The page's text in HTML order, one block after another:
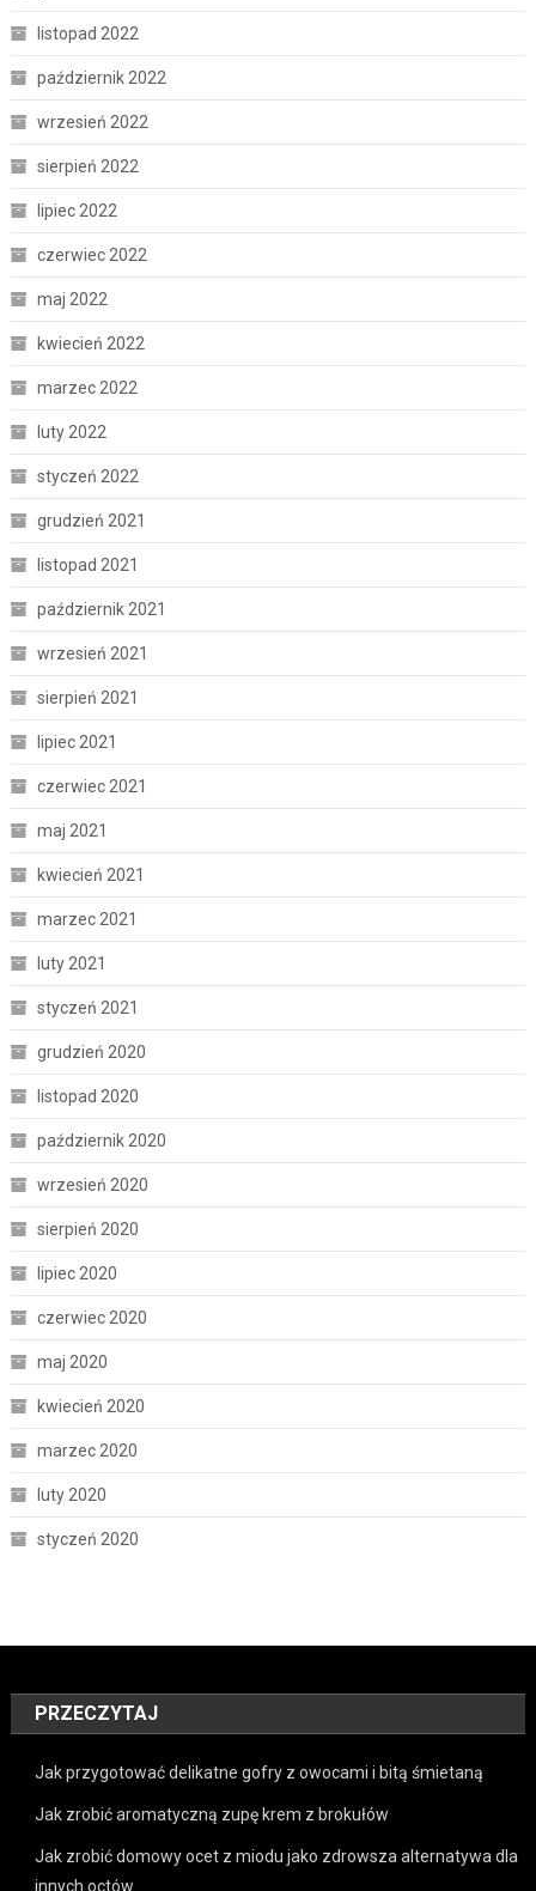
listopad 2022
październik 2022
wrzesień 2022
sierpień 2022
lipiec 2022
czerwiec 2022
maj 2022
kwiecień 2022
marzec 2022
luty 2022
styczeń 2022
grudzień 2021
listopad 2021
październik 2021
wrzesień 2021
sierpień 2021
lipiec 2021
czerwiec 2021
maj 2021
kwiecień 2021
marzec 2021
luty 2021
styczeń 2021
grudzień 2020
listopad 2020
październik 2020
wrzesień 2020
sierpień 2020
lipiec 2020
czerwiec 2020
maj 2020
kwiecień 2020
marzec 2020
luty 2020
styczeń 2020
PRZECZYTAJ
Jak przygotować delikatne gofry z owocami i bitą śmietaną
Jak zrobić aromatyczną zupę krem z brokułów
Jak zrobić domowy ocet z miodu jako zdrowsza alternatywa dla
innych octów